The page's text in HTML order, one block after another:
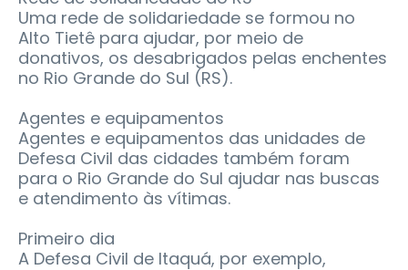
Uma rede de solidariedade se formou no
Alto Tietê para ajudar, por meio de
donativos, os desabrigados pelas enchentes
no Rio Grande do Sul (RS).
Agentes e equipamentos
Agentes e equipamentos das unidades de
Defesa Civil das cidades também foram
para o Rio Grande do Sul ajudar nas buscas
e atendimento às vítimas.
Primeiro dia
A Defesa Civil de Itaquá, por exemplo,